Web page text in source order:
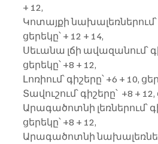
+ 12,
Կոտայքի նախալեռներում՝
ցերեկը՝ + 12 + 14,
Սեւանա լճի ավազանում՝
ցերեկը՝ +8 + 12,
Լոռիում՝ գիշերը՝ +6 + 10,
Տավուշում՝ գիշերը՝  +8 + 12,
Արագածոտնի լեռներում՝
ցերեկը՝ +8 + 12,
Արագածոտնի